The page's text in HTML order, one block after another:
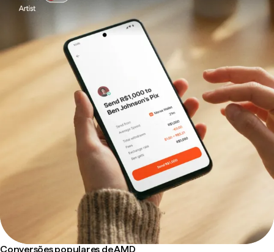
Conversões populares de AMD